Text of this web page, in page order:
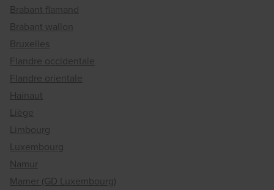
Brabant flamand
Brabant wallon
Bruxelles
Flandre occidentale
Flandre orientale
Hainaut
Liège
Limbourg
Luxembourg
Namur
Mamer (GD Luxembourg)